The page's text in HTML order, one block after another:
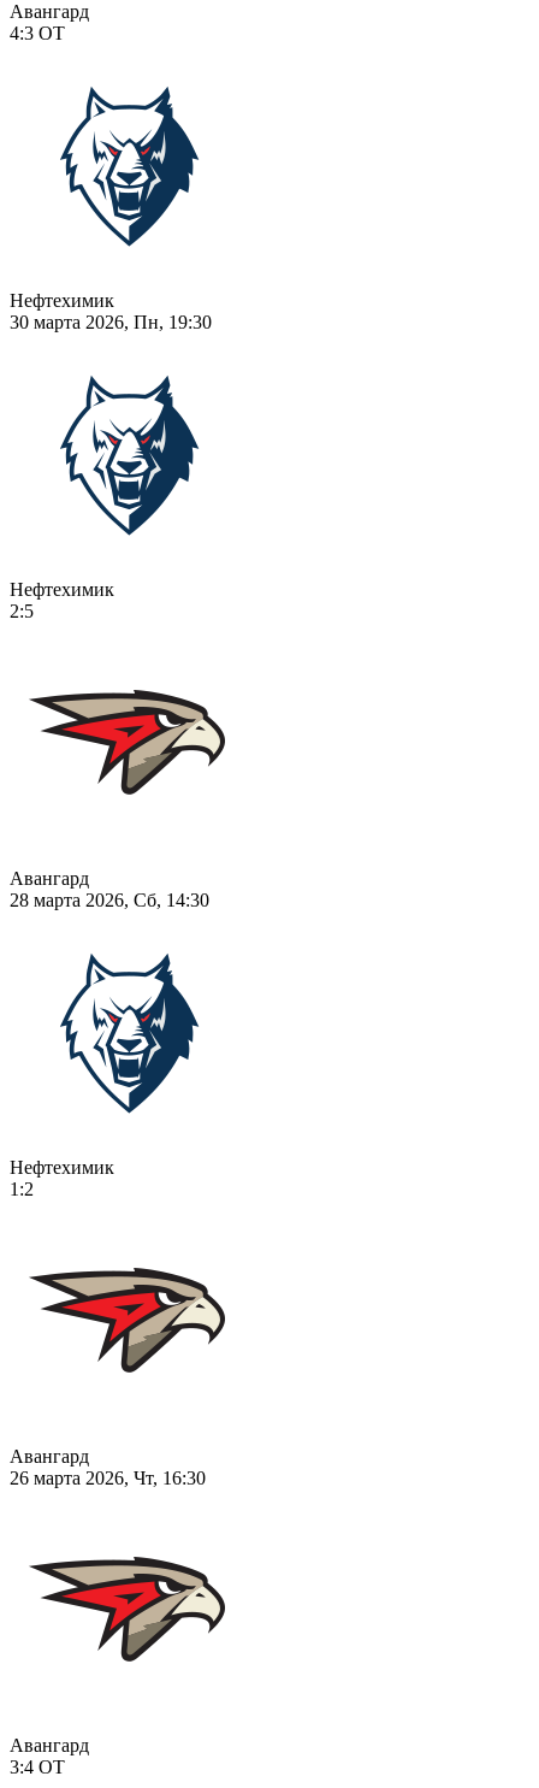
Авангард
4:3 ОТ
Нефтехимик
30 марта 2026, Пн, 19:30
Нефтехимик
2:5
Авангард
28 марта 2026, Сб, 14:30
Нефтехимик
1:2
Авангард
26 марта 2026, Чт, 16:30
Авангард
3:4 ОТ